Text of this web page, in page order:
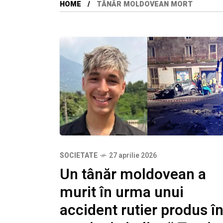
HOME TÂNĂR MOLDOVEAN MORT
SOCIETATE 27 aprilie 2026
Un tânăr moldovean a
murit în urma unui
accident rutier produs în